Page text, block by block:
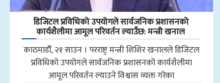
डिजिटल प्रविधिको उपयोगले सार्वजनिक प्रशासनको
कार्यशैलीमा आमूल परिवर्तन ल्याउँछ: मन्त्री खनाल
काठमाडौँ, २१ साउन । परराष्ट्र मन्त्री शिशिर खनालले डिजिटल
प्रविधिको उपयोगले सार्वजनिक प्रशासनको कार्यशैलीमा
आमूल परिवर्तन ल्याउने विश्वास व्यक्त गरेका